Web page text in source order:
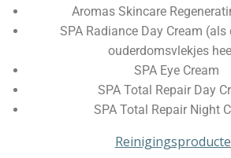
Aromas Skincare
SPA Radiance Day Cream
ouderdomsvlekjes
SPA Eye Cream
SPA Total Repair Day
SPA Total Repair Night